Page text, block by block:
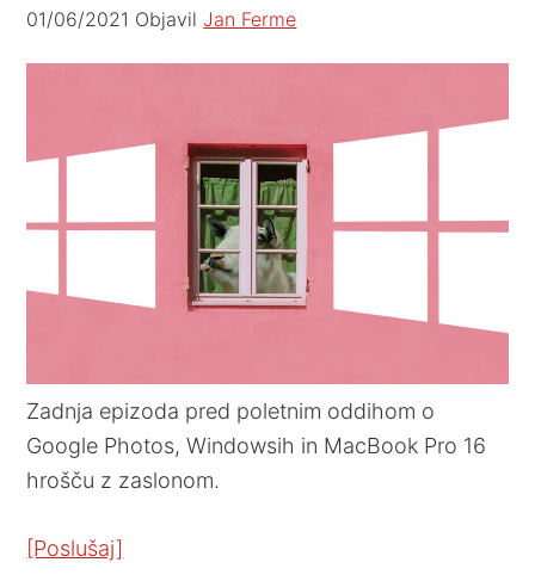
01/06/2021 ObjavilJan Ferme
Zadnja epizoda pred poletnim oddihom o
Google Photos, Windowsih in MacBook Pro 16
hrošču z zaslonom.
[Poslušaj]